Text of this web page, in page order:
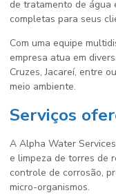
de tratamento de água
completas para seus
Com uma equipe
empresa atua em
Cruzes, Jacareí, entre
meio ambiente.
Serviços
A Alpha Water
e limpeza de torres de
controle de corrosão,
micro-organismos.